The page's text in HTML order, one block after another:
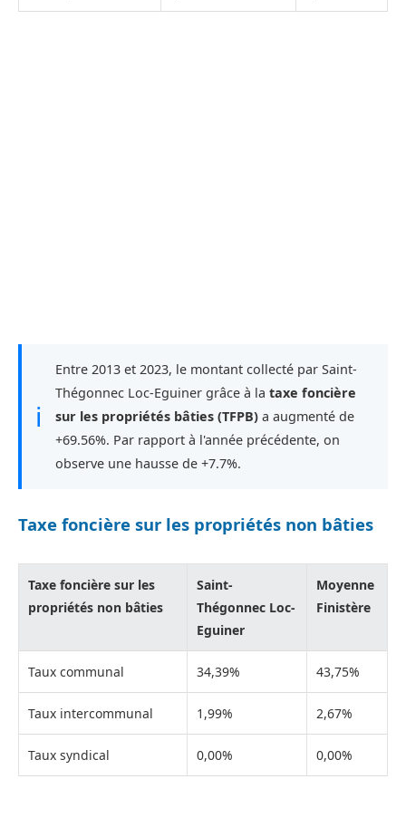
ℹ
Entre 2013 et 2023, le montant collecté par Saint-
Thégonnec Loc-Eguiner grâce à la taxe foncière
sur les propriétés bâties (TFPB) a augmenté de
+69.56%. Par rapport à l'année précédente, on
observe une hausse de +7.7%.
Taxe foncière sur les propriétés non bâties
Taxe foncière sur les
propriétés non bâties
Saint-
Thégonnec Loc-
Eguiner
Moyenne
Finistère
Taux communal 34,39% 43,75%
Taux intercommunal 1,99% 2,67%
Taux syndical 0,00% 0,00%